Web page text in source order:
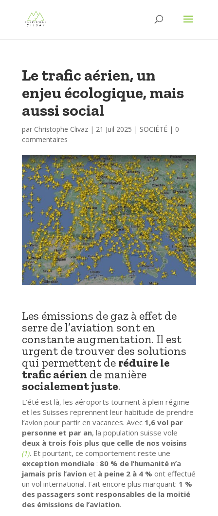
Le trafic aérien, un
enjeu écologique, mais
aussi social
par Christophe Clivaz| 21 Juil 2025 | SOCIÉTÉ| 0
commentaires
Les émissions de gaz à effet de
serre de l’aviation sont en
constante augmentation. Il est
urgent de trouver des solutions
qui permettent de réduire le
trafic aérien de manière
socialement juste.
L’été est là, les aéroports tournent à plein régime
et les Suisses reprennent leur habitude de prendre
l’avion pour partir en vacances. Avec 1,6 vol par
personne et par an, la population suisse vole
deux à trois fois plus que celle de nos voisins
(1). Et pourtant, ce comportement reste une
exception mondiale: 80 % de l’humanité n’a
jamais pris l’avionet à peine 2 à 4 % ont effectué
un vol international. Fait encore plus marquant: 1 %
des passagers sont responsables de la moitié
des émissions de l’aviation.